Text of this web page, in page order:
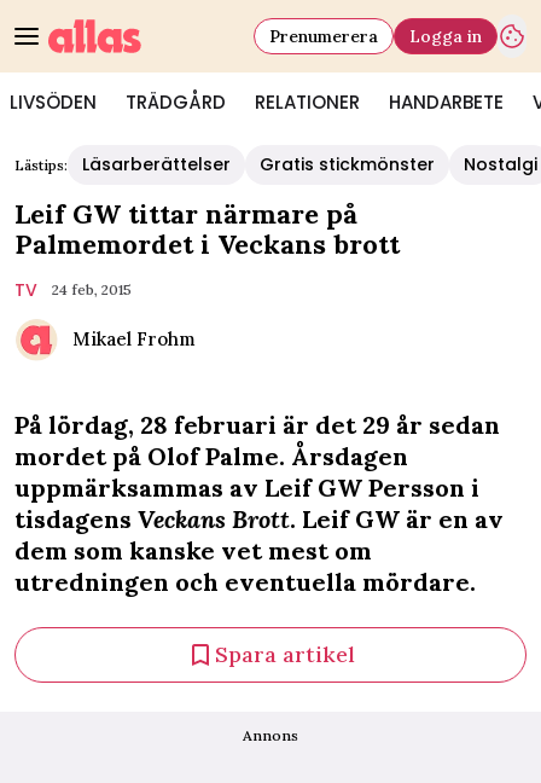
LIVSÖDEN TRÄDGÅRD RELATIONER HANDARBETE
Prenumerera Logga in
Lästips: Läsarberättelser Gratis stickmönster Nostalgi
Leif GW tittar närmare på
Palmemordet i Veckans brott
TV 24 feb, 2015
Mikael Frohm
På lördag, 28 februari är det 29 år sedan
mordet på Olof Palme. Årsdagen
uppmärksammas av Leif GW Persson i
tisdagens Veckans Brott. Leif GW är en av
dem som kanske vet mest om
utredningen och eventuella mördare.
Spara artikel
Annons